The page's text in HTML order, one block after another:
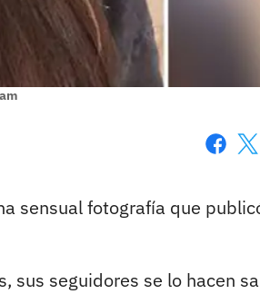
sensual fotografía que
sus seguidores se lo hacen